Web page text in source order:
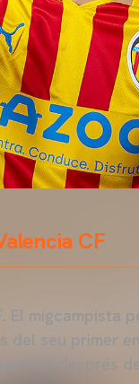
CF
El migcampista
del seu primer
després